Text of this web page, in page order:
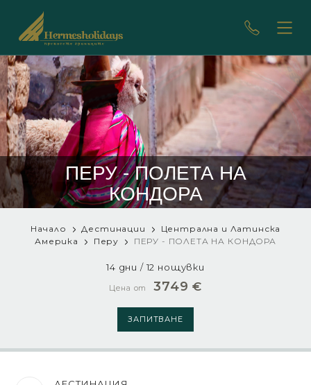
ПЕРУ - ПОЛЕТА НА
КОНДОРА
Начало Дестинации
Централна и Латинска
Америка
Перу ПЕРУ - ПОЛЕТА НА КОНДОРА
14 дни / 12 нощувки
Цена от 3749 €
ЗАПИТВАНЕ